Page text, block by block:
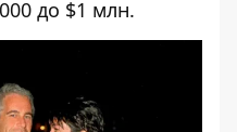
до $1 млн.